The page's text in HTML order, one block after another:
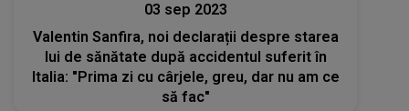
03 sep 2023
Valentin Sanfira, noi declarații despre starea
lui de sănătate după accidentul suferit în
Italia: "Prima zi cu cârjele, greu, dar nu am ce
să fac"